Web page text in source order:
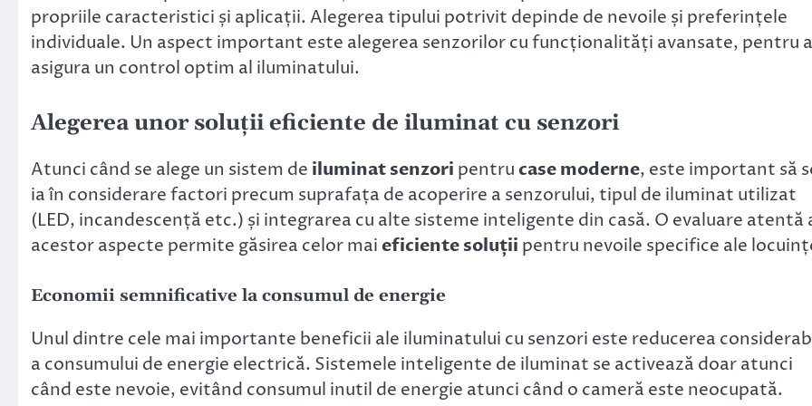
propriile caracteristici și aplicații. Alegerea tipului potrivit depinde de nevoile și preferințele
individuale. Un aspect important este alegerea senzorilor cu funcționalități avansate, pentru a
asigura un control optim al iluminatului.
Alegerea unor soluții eficiente de iluminat cu senzori
Atunci când se alege un sistem de iluminat senzori pentrucase moderne, este important să
ia în considerare factori precum suprafața de acoperire a senzorului, tipul de iluminat utilizat
(LED, incandescență etc.) și integrarea cu alte sisteme inteligente din casă. O evaluare atentă
acestor aspecte permite găsirea celor maieficiente soluții pentru nevoile specifice ale
Economii semnificative la consumul de energie
Unul dintre cele mai importante beneficii ale iluminatului cu senzori este reducerea
a consumului de energie electrică. Sistemele inteligente de iluminat se activează doar atunci
când este nevoie, evitând consumul inutil de energie atunci când o cameră este neocupată.